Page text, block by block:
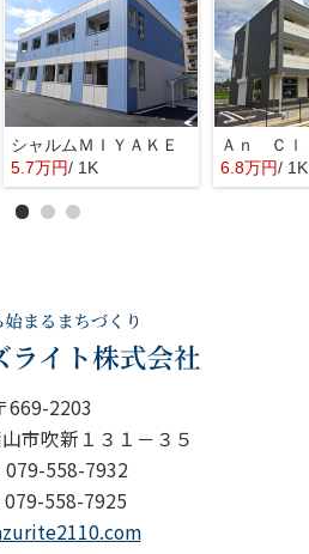
シャルムＭＩＹＡＫＥ
5.7万円/ 1K
Ａｎ Ｃｌ
6.8万円/ 1K
669-2203
市吹新１３１－３５
079-558-7932
079-558-7925